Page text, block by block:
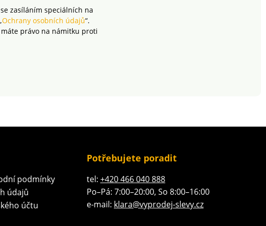
zasíláním speciálních na
Ochrany osobních údajů“.
právo na námitku proti
podmínky
údajů
účtu
Potřebujete poradit
tel: +420 466 040 888
Po–Pá: 7:00–20:00, So 8:00–16:00
e-mail: klara@vyprodej-slevy.cz